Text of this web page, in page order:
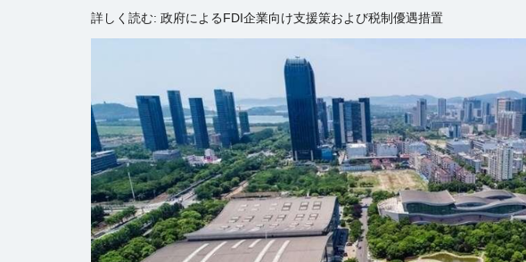
詳しく読む: 政府によるFDI企業向け支援策および税制優遇措置